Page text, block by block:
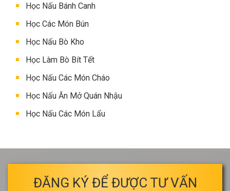
Học Nấu Bánh Canh
Học Các Món Bún
Học Nấu Bò Kho
Học Làm Bò Bít Tết
Học Nấu Các Món Cháo
Học Nấu Ăn Mở Quán Nhậu
Học Nấu Các Món Lẩu
ĐĂNG KÝ ĐỂ ĐƯỢC TƯ VẤN